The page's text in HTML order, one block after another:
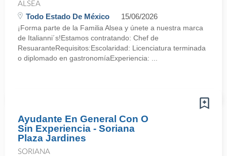
ALSEA
Todo Estado De México 15/06/2026
¡Forma parte de la Familia Alsea y únete a nuestra marca
de Italianni´s!Estamos contratando: Chef de
ResuaranteRequisitos:Escolaridad: Licenciatura terminada
o diplomado en gastronomíaExperiencia: ...
Ayudante En General Con O
Sin Experiencia - Soriana
Plaza Jardines
SORIANA